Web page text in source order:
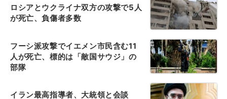
ロシアとウクライナ双方の攻撃で5人
が死亡、負傷者多数
フーシ派攻撃でイエメン市民含む11
人が死亡、標的は「敵国サウジ」の
部隊
イラン最高指導者、大統領と会談